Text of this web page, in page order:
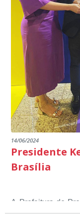
14/06/2024
Presidente
Brasília
A Prefeitura de
nacional do